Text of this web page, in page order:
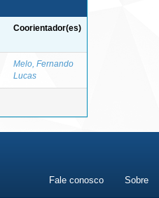
Coorientador(es)
Melo, Fernando
Lucas
Fale conosco Sobre